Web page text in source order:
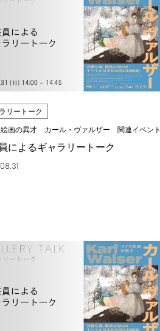
リートーク
絵画の異才 カール・ヴァルザー 関連イベント
によるギャラリートーク